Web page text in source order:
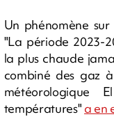
Un phénomène
"La période 2023-
la plus chaude
combiné des gaz
températures" a en